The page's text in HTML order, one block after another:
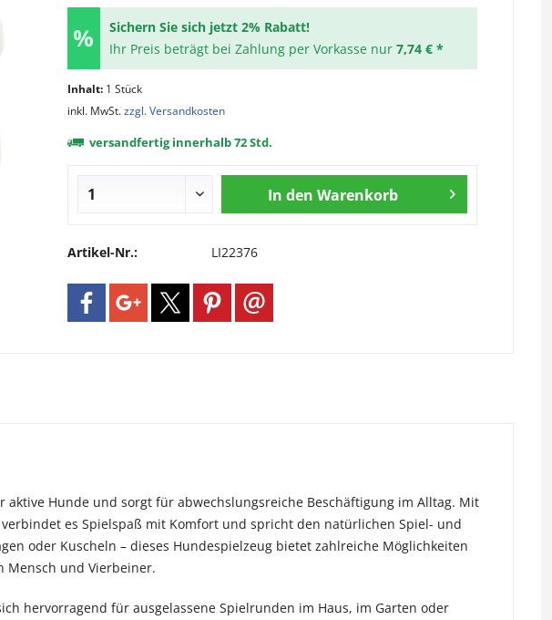
Sichern Sie sich jetzt 2% Rabatt!
Ihr Preis beträgt bei Zahlung per Vorkasse nur 7,74 € *
Inhalt: 1 Stück
inkl. MwSt.zzgl. Versandkosten
versandfertig innerhalb 72 Std.
In den Warenkorb
Artikel-Nr.: LI22376
Hunde und sorgt für abwechslungsreiche Beschäftigung im Alltag. Mit
es Spielspaß mit Komfort und spricht den natürlichen Spiel- und
oder Kuscheln – dieses Hundespielzeug bietet zahlreiche Möglichkeiten
Mensch und Vierbeiner.
hervorragend für ausgelassene Spielrunden im Haus, im Garten oder